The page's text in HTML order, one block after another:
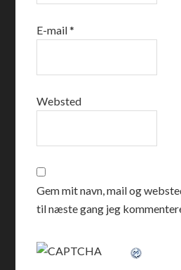
E-mail*
Websted
Gem mit navn, mail og
til næste gang jeg